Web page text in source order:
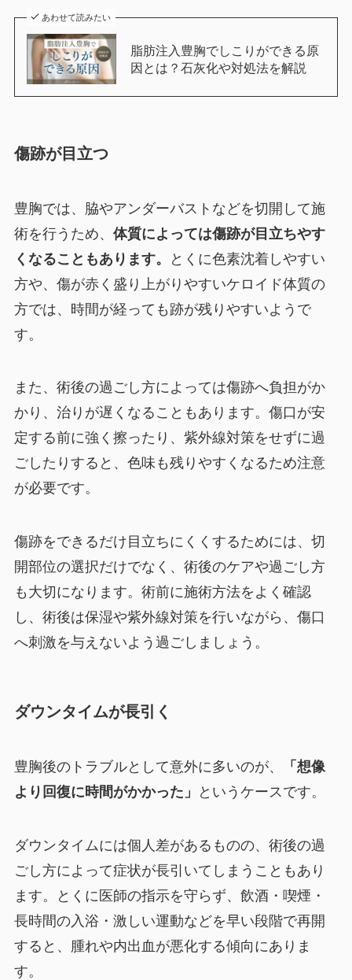
あわせて読みたい
脂肪注入豊胸でしこりができる原
因とは？石灰化や対処法を解説
傷跡が目立つ
豊胸では、脇やアンダーバストなどを切開して施
術を行うため、 体質によっては傷跡が目立ちやす
くなることもあります。
とくに色素沈着しやすい
方や、傷が赤く盛り上がりやすいケロイド体質の
方では、時間が経っても跡が残りやすいようで
す。
また、術後の過ごし方によっては傷跡へ負担がか
かり、治りが遅くなることもあります。傷口が安
定する前に強く擦ったり、紫外線対策をせずに過
ごしたりすると、色味も残りやすくなるため注意
が必要です。
傷跡をできるだけ目立ちにくくするためには、切
開部位の選択だけでなく、術後のケアや過ごし方
も大切になります。術前に施術方法をよく確認
し、術後は保湿や紫外線対策を行いながら、傷口
へ刺激を与えないよう過ごしましょう。
ダウンタイムが長引く
豊胸後のトラブルとして意外に多いのが、
「想像
より回復に時間がかかった」
というケースです。
ダウンタイムには個人差があるものの、術後の過
ごし方によって症状が長引いてしまうこともあり
ます。とくに医師の指示を守らず、飲酒・喫煙・
長時間の入浴・激しい運動などを早い段階で再開
すると、腫れや内出血が悪化する傾向にありま
す。